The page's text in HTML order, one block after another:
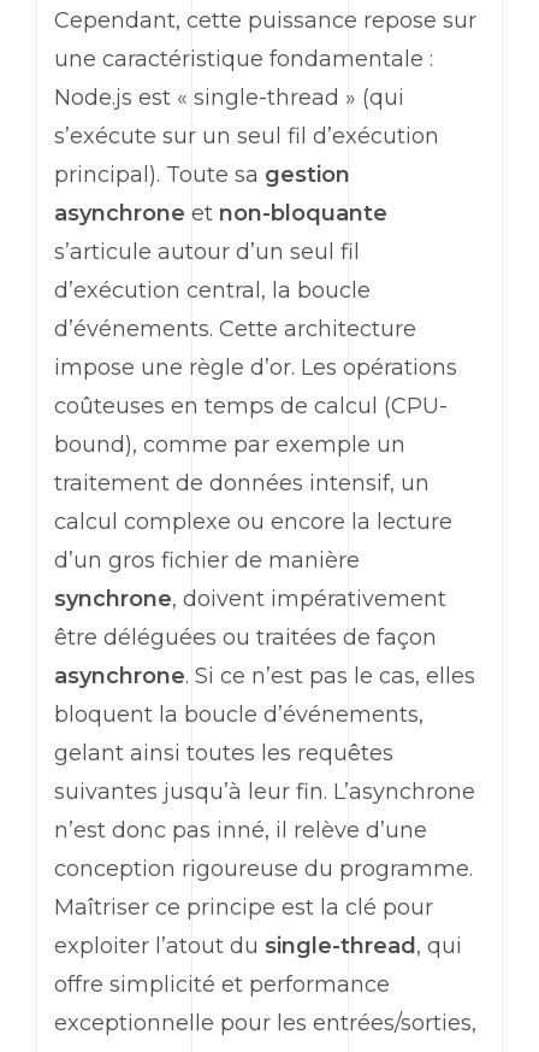
Cependant, cette puissance repose sur
une caractéristique fondamentale :
Node.js est « single-thread » (qui
s’exécute sur un seul fil d’exécution
principal). Toute sa gestion
asynchrone et non-bloquante
s’articule autour d’un seul fil
d’exécution central, la boucle
d’événements. Cette architecture
impose une règle d’or. Les opérations
coûteuses en temps de calcul (CPU-
bound), comme par exemple un
traitement de données intensif, un
calcul complexe ou encore la lecture
d’un gros fichier de manière
synchrone, doivent impérativement
être déléguées ou traitées de façon
asynchrone. Si ce n’est pas le cas, elles
bloquent la boucle d’événements,
gelant ainsi toutes les requêtes
suivantes jusqu’à leur fin. L’asynchrone
n’est donc pas inné, il relève d’une
conception rigoureuse du programme.
Maîtriser ce principe est la clé pour
exploiter l’atout du single-thread , qui
offre simplicité et performance
exceptionnelle pour les entrées/sorties,